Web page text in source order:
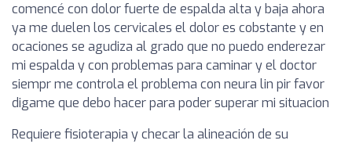
comencé con dolor fuerte de espalda alta y baja ahora
ya me duelen los cervicales el dolor es cobstante y en
ocaciones se agudiza al grado que no puedo enderezar
mi espalda y con problemas para caminar y el doctor
siempr me controla el problema con neura lin pir favor
digame que debo hacer para poder superar mi situacion
Requiere fisioterapia y checar la alineación de su